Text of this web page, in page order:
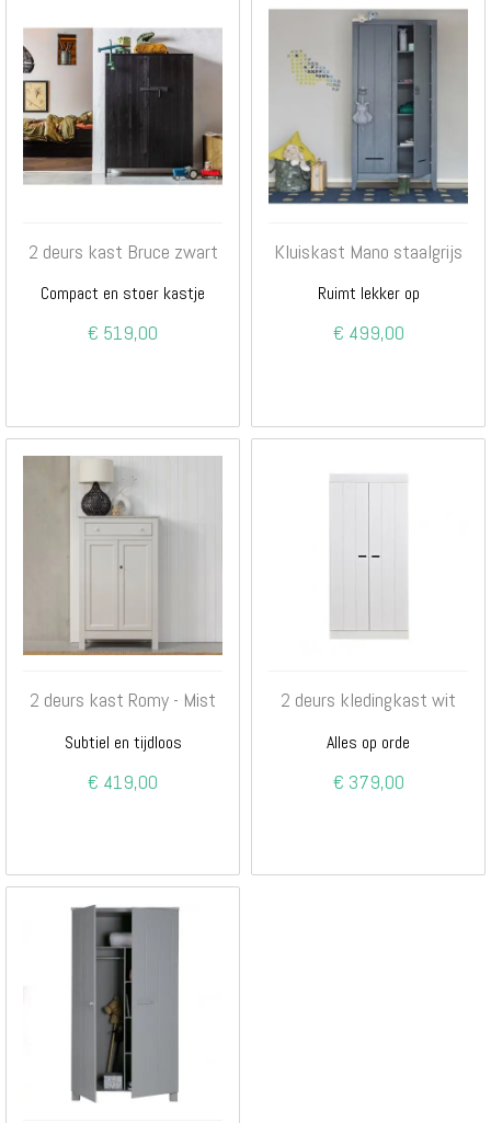
2 deurs kast Bruce zwart
Compact en stoer kastje
€ 519,00
Kluiskast Mano staalgrijs
Ruimt lekker op
€ 499,00
2 deurs kast Romy - Mist
Subtiel en tijdloos
€ 419,00
2 deurs kledingkast wit
Alles op orde
€ 379,00